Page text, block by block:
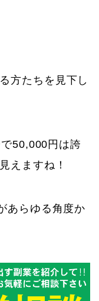
方たちを見下し
50,000円は誇
えますね！
あらゆる角度か